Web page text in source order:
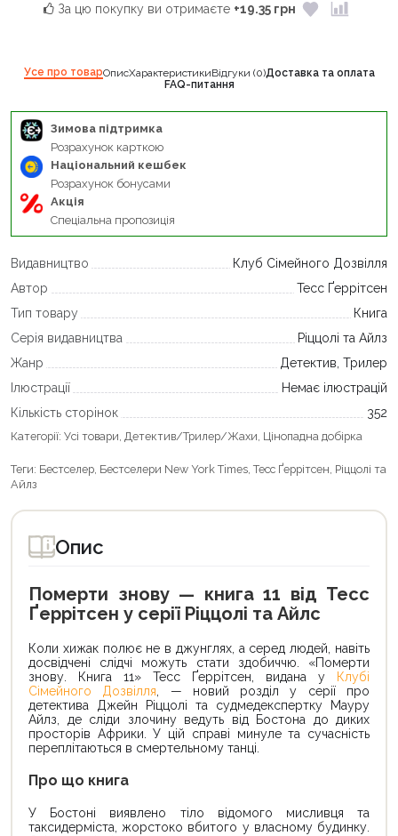
За цю покупку ви отримаєте +19.35 грн
Усе про товарОписХарактеристикиВідгуки (0)Доставка та оплата
FAQ-питання
Зимова підтримка
Розрахунок карткою
Національний кешбек
Розрахунок бонусами
Акція
Спеціальна пропозиція
Видавництво
Клуб Сімейного Дозвілля
Автор
Тесс Ґеррітсен
Тип товару
Книга
Серія видавництва
Ріццолі та Айлз
Жанр
Детектив, Трилер
Ілюстрації
Немає ілюстрацій
Кількість сторінок
352
Категорії: Усі товари, Детектив/Трилер/Жахи, Цінопадна добірка
Теги: Бестселер, Бестселери New York Times, Тесс Ґеррітсен, Ріццолі та
Айлз
Опис
Померти знову — книга 11 від Тесс
Ґеррітсен у серії Ріццолі та Айлс
Коли хижак полює не в джунглях, а серед людей, навіть
досвідчені слідчі можуть стати здобиччю. «Померти
знову. Книга 11» Тесс Ґеррітсен, видана у
Клубі
Сімейного Дозвілля, — новий розділ у серії про
детектива Джейн Ріццолі та судмедекспертку Мауру
Айлз, де сліди злочину ведуть від Бостона до диких
просторів Африки. У цій справі минуле та сучасність
переплітаються в смертельному танці.
Про що книга
У Бостоні виявлено тіло відомого мисливця та
таксидерміста, жорстоко вбитого у власному будинку.